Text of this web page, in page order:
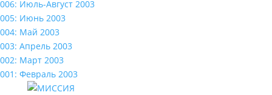
006: Июль-Август 2003
005: Июнь 2003
004: Май 2003
003: Апрель 2003
002: Март 2003
001: Февраль 2003